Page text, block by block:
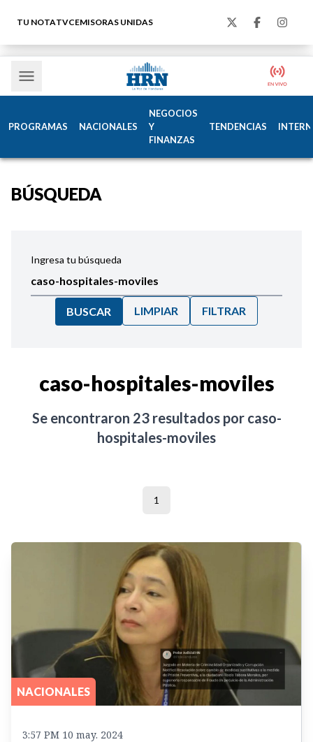
TU NOTATVCEMISORAS UNIDAS
PROGRAMAS NACIONALES
NEGOCIOS
Y
FINANZAS
TENDENCIAS
BÚSQUEDA
Ingresa tu búsqueda
BUSCAR LIMPIAR FILTRAR
caso-hospitales-moviles
Se encontraron 23resultados por caso-
hospitales-moviles
1
NACIONALES
3:57 PM 10 may. 2024